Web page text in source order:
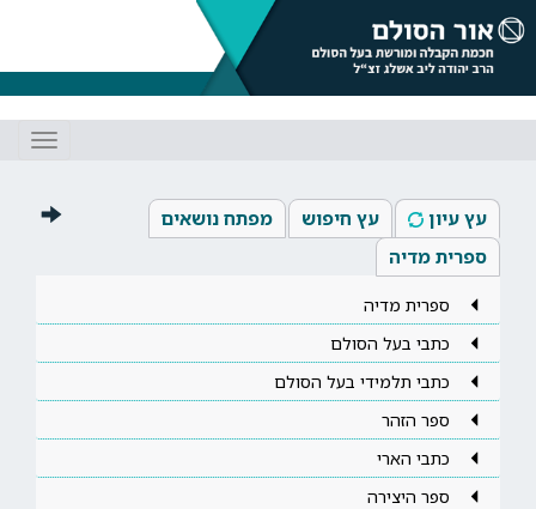
עץ עיון עץ חיפוש
מפתח נושאים
ספרית מדיה
ספרית מדיה
כתבי בעל הסולם
כתבי תלמידי בעל הסולם
ספר הזהר
כתבי הארי
ספר היצירה